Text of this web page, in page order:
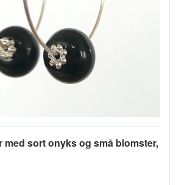
med sort onyks og små blomster,